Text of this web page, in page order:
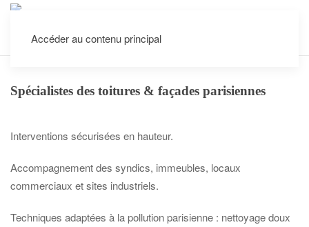
Accéder au contenu principal
Spécialistes des toitures & façades parisiennes
Interventions sécurisées en hauteur.
Accompagnement des syndics, immeubles, locaux
commerciaux et sites industriels.
Techniques adaptées à la pollution parisienne : nettoyage doux